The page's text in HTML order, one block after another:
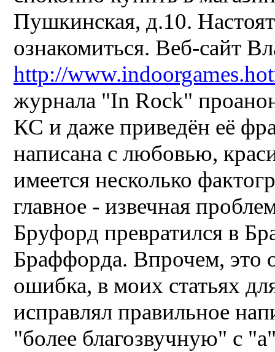
Пушкинская, д.10.
ознакомиться. Веб-сайт
http://
журнала "In Rock"
КС и даже приведён её
написана с любовью,
имеется несколько
главное - извечная
Бруфорд превратился в
Браффорда. Впрочем, это
ошибка, в моих статьях
исправлял правильное
"более благозвучную" с